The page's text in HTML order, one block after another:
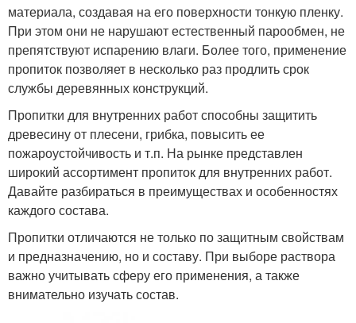
материала, создавая на его поверхности тонкую пленку.
При этом они не нарушают естественный парообмен, не
препятствуют испарению влаги. Более того, применение
пропиток позволяет в несколько раз продлить срок
службы деревянных конструкций.
Пропитки для внутренних работ способны защитить
древесину от плесени, грибка, повысить ее
пожароустойчивость и т.п. На рынке представлен
широкий ассортимент пропиток для внутренних работ.
Давайте разбираться в преимуществах и особенностях
каждого состава.
Пропитки отличаются не только по защитным свойствам
и предназначению, но и составу. При выборе раствора
важно учитывать сферу его применения, а также
внимательно изучать состав.